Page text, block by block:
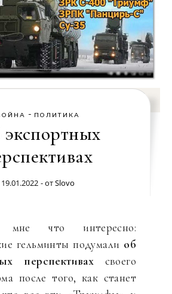
- ПОЛИТИКА
19.01.2022 - отSlovo
что интересно:
гельминты подумали об
перспективах своего
после того, как станет